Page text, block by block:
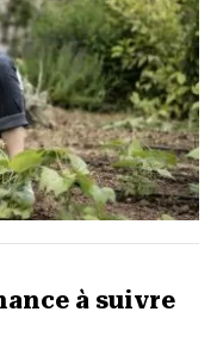
à suivre